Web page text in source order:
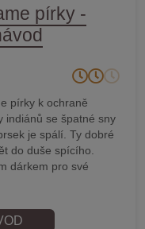
pírky -
pírky k ochraně
indiánů se špatné sny
je spálí. Ty dobré
do duše spícího.
dárkem pro své